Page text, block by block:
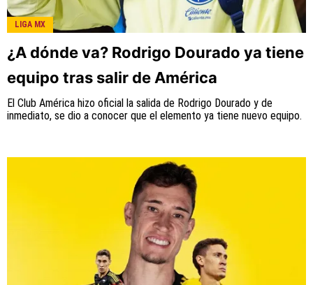
LIGA MX
¿A dónde va? Rodrigo Dourado ya tiene
equipo tras salir de América
El Club América hizo oficial la salida de Rodrigo Dourado y de
inmediato, se dio a conocer que el elemento ya tiene nuevo equipo.